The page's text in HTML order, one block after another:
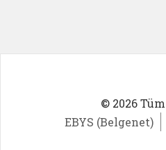
© 2026
EBYS (Belgenet)